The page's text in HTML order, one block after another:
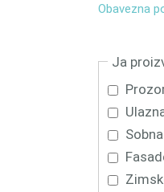
Obavezna
Ja